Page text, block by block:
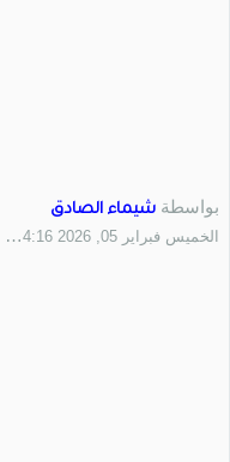
بواسطة شيماء الصادق
الخميس فبراير 05, 2026 4:16 am